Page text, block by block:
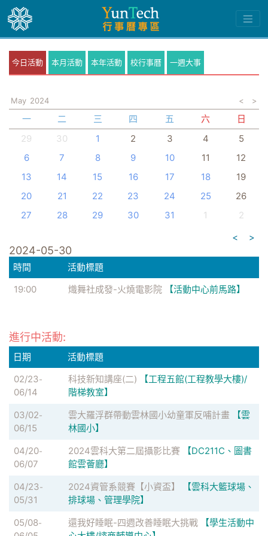
今日活動 本月活動 本年活動 校行事曆 一週大事
May 2024 < >
一 二 三 四 五 六
日
29
30 1 2 3 4
5
6
7 8 9 10 11
12
13
14 15 16 17 18
19
20
21 22 23 24 25
26
27
28 29 30 31 1
2
<
>
2024-05-30
時間
活動標題
19:00
熾舞社成發-火燒電影院 【活動中心前馬路】
進行中活動:
日期
活動標題
02/23-
06/14
科技新知講座(二)
【工程五館(工程教學大樓)/
階梯教室】
03/02-
06/15
雲大羅浮群帶動雲林國小幼童軍反哺計畫
【雲
林國小】
04/20-
06/07
2024雲科大第二屆攝影比賽
【DC211C、圖書
館雲薈廳】
04/23-
05/31
2024資管系競賽【小資盃】
【雲科大籃球場、
排球場、管理學院】
05/08- 還我好睡眠-四週改善睡眠大挑戰
【學生活動中